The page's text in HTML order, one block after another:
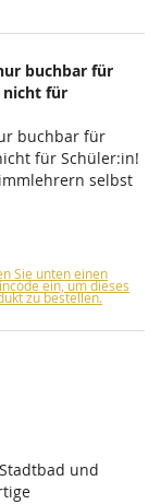
buchbar für
nicht für
buchbar für
für Schüler:in!
selbst
Sie unten einen
ein, um dieses
zu bestellen.
und